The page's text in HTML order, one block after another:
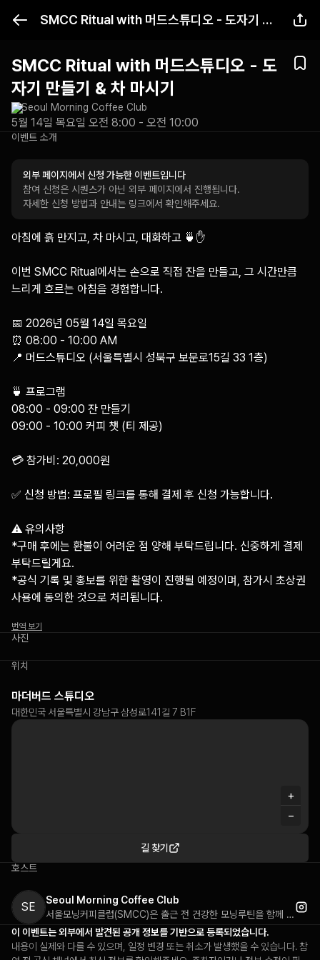
SMCC Ritual with 머드스튜디오 - 도자기 만들기 & 차 마시기
SMCC Ritual with 머드스튜디오 - 도
자기 만들기 & 차 마시기
Seoul Morning Coffee Club
5월 14일 목요일 오전 8:00 - 오전 10:00
이벤트 소개
외부 페이지에서 신청 가능한 이벤트입니다
참여 신청은 시퀀스가 아닌 외부 페이지에서 진행됩니다.
자세한 신청 방법과 안내는 링크에서 확인해주세요.
아침에 흙 만지고, 차 마시고, 대화하고 🍵✋⁠
이번 SMCC Ritual에서는 손으로 직접 잔을 만들고, 그 시간만큼
느리게 흐르는 아침을 경험합니다.⁠
📅 2026년 05월 14일 목요일⁠
⏰ 08:00 - 10:00 AM⁠
📍 머드스튜디오 (서울특별시 성북구 보문로15길 33 1층)⁠
🍵 프로그램 ⁠
08:00 - 09:00 잔 만들기⁠
09:00 - 10:00 커피 챗 (티 제공)⁠
💳 참가비: 20,000원⁠
✅ 신청 방법: 프로필 링크를 통해 결제 후 신청 가능합니다.⁠
⚠️ 유의사항⁠
*구매 후에는 환불이 어려운 점 양해 부탁드립니다. 신중하게 결제
부탁드릴게요.⁠
*공식 기록 및 홍보를 위한 촬영이 진행될 예정이며, 참가시 초상권
사용에 동의한 것으로 처리됩니다.⁠
번역 보기
사진
+1
위치
마더버드 스튜디오
대한민국 서울특별시 강남구 삼성로141길 7 B1F
+
−
길 찾기
호스트
SE
Seoul Morning Coffee Club
서울모닝커피클럽(SMCC)은 출근 전 건강한 모닝루틴을 함께 실천하는 아침 웰니스 커뮤니티입니다. 매일 오전 7-8시에 서울 각지의 카페에서 커피챗을 진행하며, 에스프레소 런(러닝+커피), 북다이브(독서+토크), SMCC RAVE(새벽 무알콜 웰니스 파티), 선라이즈 모임 등 다양한 아침 프로그램을 운영합니다. 최근 대구, 통영 등 타지역으로도 확장하고 있으며, 올리브영, 푸마, 디즈니 등 다양한 브랜드와 협업하여 새로운 웰니스 라이프스타일을 제안합니다. 한국어와 영어로 진행되며, 인스타그램 스토리를 통해 매일 참여 신청을 받고 있습니다.
이 이벤트는 외부에서 발견된 공개 정보를 기반으로 등록되었습니다.
내용이 실제와 다를 수 있으며, 일정 변경 또는 취소가 발생했을 수 있습니다. 참